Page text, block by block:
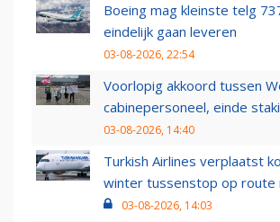
Boeing mag kleinste telg
eindelijk gaan leveren
03-08-2026, 22:54
Voorlopig akkoord tussen
cabinepersoneel, einde
03-08-2026, 14:40
Turkish Airlines verplaatst
winter tussenstop op route
03-08-2026, 14:03